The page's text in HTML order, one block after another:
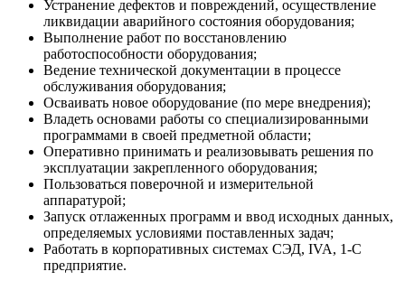
Устранение дефектов и повреждений, осуществление
ликвидации аварийного состояния оборудования;
Выполнение работ по восстановлению
работоспособности оборудования;
Ведение технической документации в процессе
обслуживания оборудования;
Осваивать новое оборудование (по мере внедрения);
Владеть основами работы со специализированными
программами в своей предметной области;
Оперативно принимать и реализовывать решения по
эксплуатации закрепленного оборудования;
Пользоваться поверочной и измерительной
аппаратурой;
Запуск отлаженных программ и ввод исходных данных,
определяемых условиями поставленных задач;
Работать в корпоративных системах СЭД, IVA, 1-С
предприятие.